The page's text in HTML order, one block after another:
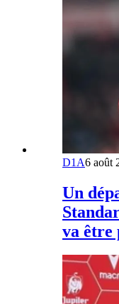
D1A6 août
Un
va être